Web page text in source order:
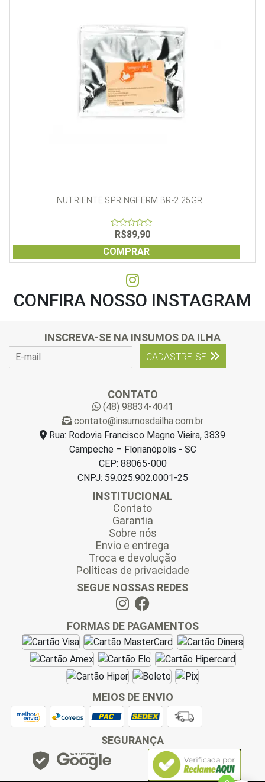
NUTRIENTE SPRINGFERM BR-2 25GR
of
5
R$89,90
COMPRAR
CONFIRA NOSSO INSTAGRAM
INSCREVA-SE NA INSUMOS DA ILHA
CADASTRE-SE
CONTATO
(48) 98834-4041
contato@insumosdailha.com.br
Rua: Rodovia Francisco Magno Vieira, 3839
Campeche – Florianópolis - SC
CEP: 88065-000
CNPJ: 59.025.902.0001-25
INSTITUCIONAL
Contato
Garantia
Sobre nós
Envio e entrega
Troca e devolução
Políticas de privacidade
SEGUE NOSSAS REDES
FORMAS DE PAGAMENTOS
MEIOS DE ENVIO
SEGURANÇA